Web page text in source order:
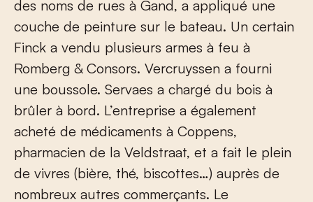
des noms de rues à Gand, a appliqué une
couche de peinture sur le bateau. Un certain
Finck a vendu plusieurs armes à feu à
Romberg & Consors. Vercruyssen a fourni
une boussole. Servaes a chargé du bois à
brûler à bord. L’entreprise a également
acheté de médicaments à Coppens,
pharmacien de la Veldstraat, et a fait le plein
de vivres (bière, thé, biscottes…) auprès de
nombreux autres commerçants. Le